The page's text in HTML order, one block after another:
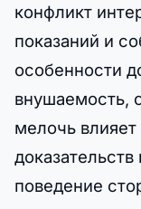
конфликт
показаний и
особенности
внушаемость,
мелочь
поведение